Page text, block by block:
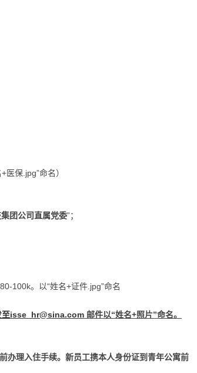
保.jpg”命名）
团公司直属党委”；
。以“姓名+证件.jpg”命名
至isse_hr@sina.com 邮件以“姓名+照片”命名。
办理入住手续。新员工携本人身份证到青年公寓前